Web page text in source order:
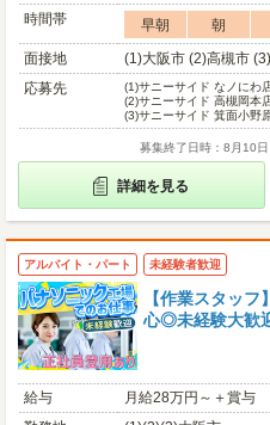
時間帯 早朝 朝
面接地
(1)大阪市 (2)高槻市
応募先
(1)サニーサイド なノにわ
(2)サニーサイド 高槻岡本
(3)サニーサイド 箕面小野
募集終了日時：8月10日
詳細を見る
アルバイト・パート 未経験者歓迎
【作業スタッ
心◎未経験大歓
給与
月給28万円～＋賞与